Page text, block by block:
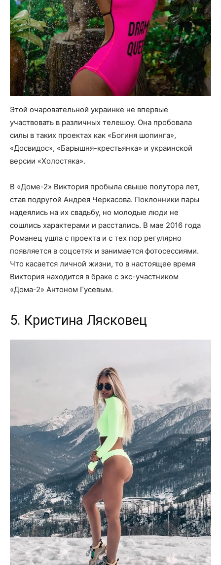
Этой очаровательной украинке не впервые
участвовать в различных телешоу. Она пробовала
силы в таких проектах как «Богиня шопинга»,
«Досвидос», «Барышня-крестьянка» и украинской
версии «Холостяка».
В «Доме-2» Виктория пробыла свыше полутора лет,
став подругой Андрея Черкасова. Поклонники пары
надеялись на их свадьбу, но молодые люди не
сошлись характерами и расстались. В мае 2016 года
Романец ушла с проекта и с тех пор регулярно
появляется в соцсетях и занимается фотосессиями.
Что касается личной жизни, то в настоящее время
Виктория находится в браке с экс-участником
«Дома-2» Антоном Гусевым.
5. Кристина Лясковец